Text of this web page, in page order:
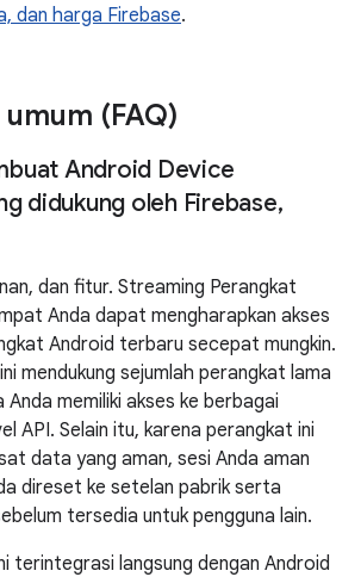
dan harga Firebase.
(FAQ)
Android Device
didukung oleh Firebase,
dan fitur. Streaming Perangkat
Anda dapat mengharapkan akses
Android terbaru secepat mungkin.
mendukung sejumlah perangkat lama
memiliki akses ke berbagai
API. Selain itu, karena perangkat ini
data yang aman, sesi Anda aman
direset ke setelan pabrik serta
tersedia untuk pengguna lain.
terintegrasi langsung dengan Android